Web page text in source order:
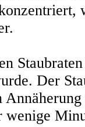
Der
wenige